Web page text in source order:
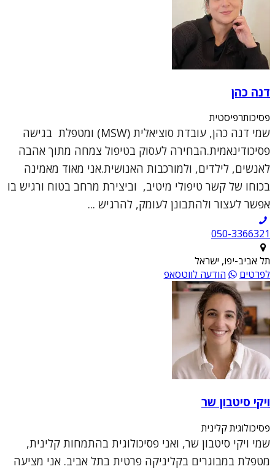
דנה כהן
פסיכותרפיסטית
שמי דנה כהן, עובדת סוציאלית (MSW) ומטפלת בגישה
פסיכודינאמית.הבחירה לעסוק בטיפול צמחה מתוך אהבה
לאנשים, לילדים, ולמורכבות האנושית.אני מאוד מאמינה
בכוחו של קשר טיפולי מיטיב, וביצירת מרחב בטוח ורגיש בו
אפשר לעצור ולהתבונן לעומק, להרגיש ...
050-3366321
תל אביב-יפו, ישראל
לפרטים
הודעה לווטסאפ
ויקי סיטבון שר
פסיכולוגית קלינית
שמי ויקי סיטבון שר, ואני פסיכולוגית בהתמחות קלינית,
מטפלת במבוגרים בקליניקה פרטית בתל אביב. אני מציעה